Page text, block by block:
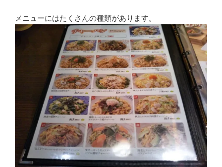
メニューにはたくさんの種類があります。